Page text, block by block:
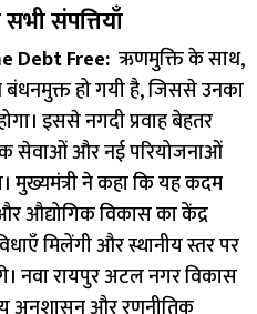
संपत्तियाँ
Debt Free: ऋणमुक्ति के साथ,
बंधनमुक्त हो गयी है, जिससे उनका
इससे नगदी प्रवाह बेहतर
सेवाओं और नई परियोजनाओं
मुख्यमंत्री ने कहा कि यह कदम
औद्योगिक विकास का केंद्र
मिलेंगी और स्थानीय स्तर पर
नवा रायपुर अटल नगर विकास